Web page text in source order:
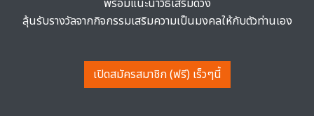
พร้อมแนะนำวิธีเสริมดวง
ลุ้นรับรางวัลจากกิจกรรมเสริมความเป็นมงคลให้กับตัวท่านเอง
เปิดสมัครสมาชิก (ฟรี) เร็วๆนี้